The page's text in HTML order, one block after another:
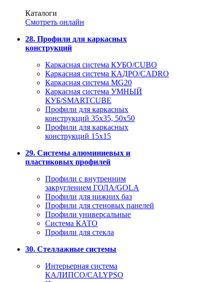
Каталоги
Смотреть онлайн
28. Профили для каркасных
конструкций
Каркасная система КУБО/CUBO
Каркасная система КАДРО/CADRO
Каркасная система MG20
Каркасная система УМНЫЙ
КУБ/SMARTCUBE
Профили для каркасных
конструкций 35x35, 50x50
Профили для каркасных
конструкций 15х15
29. Системы алюминиевых и
пластиковых профилей
Профили с внутренним
закруглением ГОЛА/GOLA
Профили для нижних баз
Профили для стеновых панелей
Профили универсальные
Система КАТО
Профили для стекла
30. Стеллажные системы
Интерьерная система
КАЛИПСО/CALYPSO